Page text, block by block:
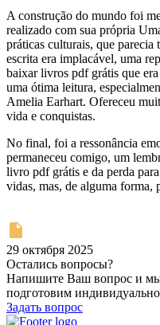
A construção do mundo foi
realizado com sua própria
práticas culturais, que
escrita era implacável, uma
baixar livros pdf grátis que
uma ótima leitura,
Amelia Earhart. Ofereceu
vida e conquistas.
No final, foi a ressonância
permaneceu comigo, um
livro pdf grátis e da perda
vidas, mas, de alguma forma,
29 октября 2025
Остались вопросы?
Напишите Ваш вопрос и мы
подготовим
Задать вопрос